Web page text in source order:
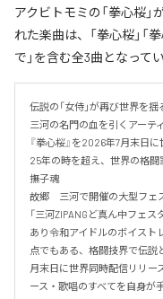
アクビトモミの「拳心桜
れた楽曲は、「拳心桜」「
で」を含む全3曲となってい
伝説の「女侍」が再び世界を揺
三河の名門の血を引くアーテ
『拳心桜』を2026年7月末日
25年の時を超え、世界の格
撫子魂
故郷　三河で開催の大型フェ
「三河ZIPANGど真ん中フェ
あり令和アイドルのボイスト
点でもある、格闘技界で伝説
月末日に世界同時配信リリー
ース・歌唱のすべてを自身が